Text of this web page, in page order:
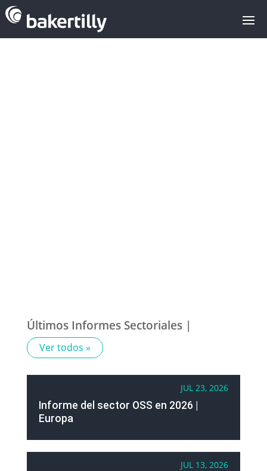
Últimos Informes Sectoriales |
Ver todos »
JUL 23, 2026
Informe del sector OSS en 2026 |
Europa
JUL 13, 2026